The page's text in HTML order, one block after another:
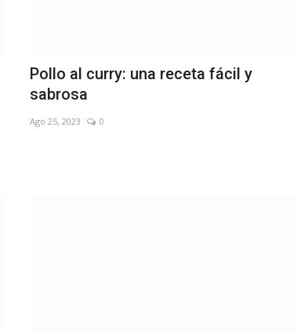
Pollo al curry: una receta fácil y
sabrosa
Ago 25, 2023 0